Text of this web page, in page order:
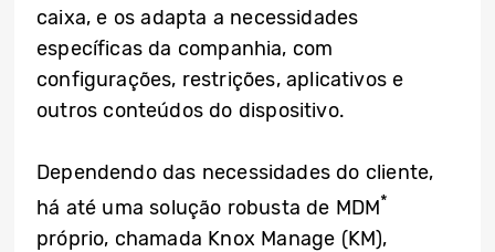
caixa, e os adapta a necessidades
específicas da companhia, com
configurações, restrições, aplicativos e
outros conteúdos do dispositivo.
Dependendo das necessidades do cliente,
há até uma solução robusta de MDM*
próprio, chamada Knox Manage (KM),